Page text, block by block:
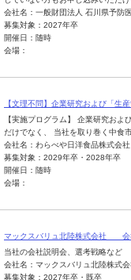
会社名：一般財団法人 石川県予防
募集対象：2027年卒
開催日：随時
会場：
【文理不問】企業研究および「生
【実施プログラム】 企業研究お
だけでなく、 当社を取り巻く中食
会社名：わらべや日洋食品株式会社
募集対象：2029年卒・2028年卒
開催日：随時
会場：
マックスバリュ北陸株式会社 会
当社の会社説明会、選考戦略など
会社名：マックスバリュ北陸株式
募集対象：2027年卒・既卒